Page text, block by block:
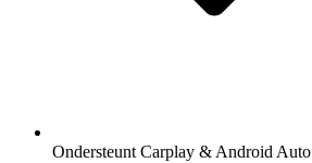
Ondersteunt Carplay & Android Auto